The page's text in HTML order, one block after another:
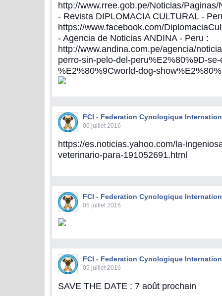
http://www.rree.gob.pe/Noticias/
- Revista DIPLOMACIA CULTURAL -
https://www.facebook.com/
- Agencia de Noticias ANDINA - Peru :
http://www.andina.com.pe/agencia/
perro-sin-pelo-del-peru%E2%80%9D-
%E2%80%9Cworld-dog-
FCI - Federation Cynologique
06 juillet 2016
https://es.noticias.yahoo.com/la-
veterinario-para-191052691.html
FCI - Federation Cynologique
05 juillet 2016
FCI - Federation Cynologique
05 juillet 2016
SAVE THE DATE : 7 août prochain